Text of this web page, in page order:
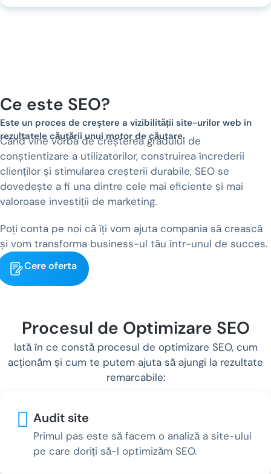
Ce este SEO?
Este un proces de creștere a vizibilității site-urilor web în
rezultatele căutării unui motor de căutare.
Când vine vorba de creșterea gradului de
conștientizare a utilizatorilor, construirea încrederii
clienților și stimularea creșterii durabile, SEO se
dovedește a fi una dintre cele mai eficiente și mai
valoroase investiții de marketing.
Poți conta pe noi că îți vom ajuta compania să crească
și vom transforma business-ul tău într-unul de succes.
Cere oferta
Procesul de Optimizare SEO
Iată în ce constă procesul de optimizare SEO, cum
acționăm și cum te putem ajuta să ajungi la rezultate
remarcabile:
Audit site
Primul pas este să facem o analiză a site-ului
pe care doriți să-l optimizăm SEO.